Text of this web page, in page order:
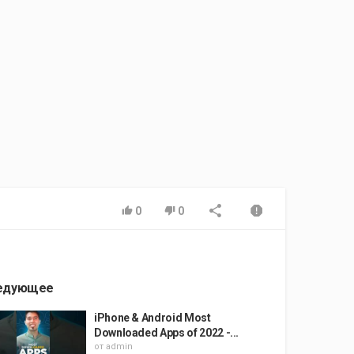
0 0
iPhone & Android Most
Downloaded Apps of 2022 -...
от admin